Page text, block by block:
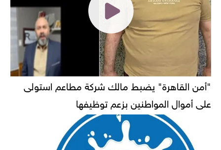
"أمن القاهرة" يضبط مالك شركة مطاعم استولى
على أموال المواطنين بزعم توظيفها